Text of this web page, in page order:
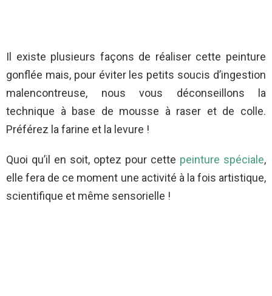
Il existe plusieurs façons de réaliser cette peinture
gonflée mais, pour éviter les petits soucis d’ingestion
malencontreuse, nous vous déconseillons la
technique à base de mousse à raser et de colle.
Préférez la farine et la levure !
Quoi qu’il en soit, optez pour cette peinture spéciale,
elle fera de ce moment une activité à la fois artistique,
scientifique et même sensorielle !